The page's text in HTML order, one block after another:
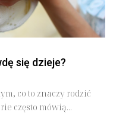
się dzieje?
co to znaczy rodzić
często mówią...